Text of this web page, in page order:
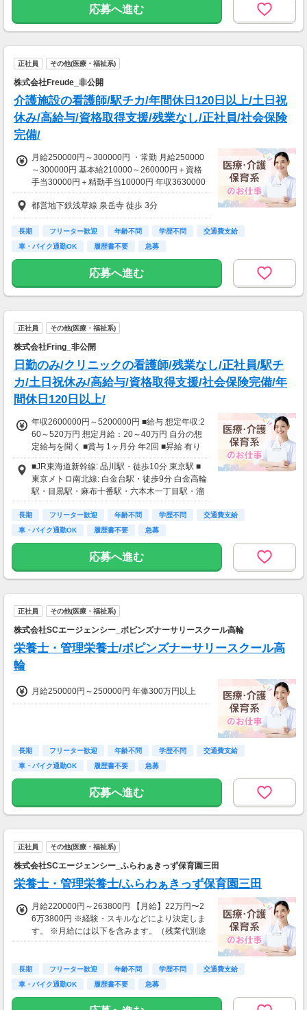
応募へ進む
正社員 その他(医療・福祉系)
株式会社Freude_非公開
介護施設の看護師/駅チカ/年間休日120日以上/土日祝
休み/高給与/資格取得支援/残業なし/正社員/社会保険
完備/
月給250000円～300000円 ・常勤 月給250000
～300000円 基本給210000～260000円＋資格
手当30000円＋精勤手当10000円 年収3630000
～4380000円
都営地下鉄浅草線 泉岳寺 徒歩 3分
長期 フリーター歓迎 年齢不問 学歴不問
交通費支給
車・バイク通勤OK
履歴書不要 急募
応募へ進む
正社員 その他(医療・福祉系)
株式会社Fring_非公開
日勤のみ/クリニックの看護師/残業なし/正社員/駅チ
カ/土日祝休み/高給与/資格取得支援/社会保険完備/年
間休日120日以上/
年収2600000円～5200000円 ■給与 想定年収:2
60～520万円 想定月給：20～40万円 自分の想
定給与を聞く ■賞与 1ヶ月分 年2回 ■昇給 有り
年1回
■JR東海道新幹線: 品川駅・徒歩10分 東京駅 ■
東京メトロ南北線: 白金台駅・徒歩9分 白金高輪
駅・目黒駅・麻布十番駅・六本木一丁目駅・溜
池山王駅・永田町駅・四ツ谷駅・市ヶ谷駅・飯
田橋駅・後楽園駅・東大前駅 ■都営三田線: 白金
台駅・徒歩9分 白金高輪駅・目黒駅・三田駅・
手町駅・神保町駅・水道橋駅・春日駅 ■JR東海
道線: 品川駅・徒歩10分 品川駅・
長期 フリーター歓迎 年齢不問 学歴不問
交通費支給
車・バイク通勤OK
履歴書不要 急募
応募へ進む
正社員 その他(医療・福祉系)
株式会社SCエージェンシー_ポピンズナーサリースクール高輪
栄養士・管理栄養士/ポピンズナーサリースクール高
輪
月給250000円～250000円 年俸300万円以上
長期 フリーター歓迎 年齢不問 学歴不問
交通費支給
車・バイク通勤OK
履歴書不要 急募
応募へ進む
正社員 その他(医療・福祉系)
株式会社SCエージェンシー_ふらわぁきっず保育園三田
栄養士・管理栄養士/ふらわぁきっず保育園三田
月給220000円～263800円 【月給】22万円〜2
6万3800円 ※経験・スキルなどにより決定しま
す。 ※月給には以下を含みます。（残業代別途
支給） ・基本給 ・資格手当 ・経験加算あり
ど 〔その他手当〕 住宅手当あり：条件あり
【昇給】年1回 【賞与】2.00ヵ月分（実績あ
長期 フリーター歓迎 年齢不問 学歴不問
交通費支給
車・バイク通勤OK
履歴書不要 急募